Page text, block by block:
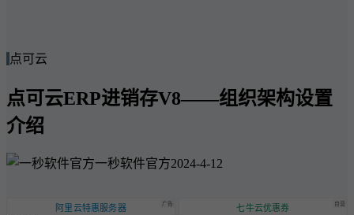
点可云
点可云ERP进销存V8——组织架构设置
介绍
一秒软件官方2024-4-12
阿里云特惠服务器 广告 七牛云优惠券 自营